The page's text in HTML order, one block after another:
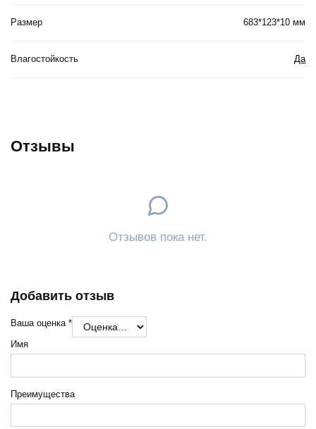
Размер 683*123*10 мм
Влагостойкость Да
Отзывы
Отзывов пока нет.
Добавить отзыв
Ваша оценка *
Имя
Преимущества